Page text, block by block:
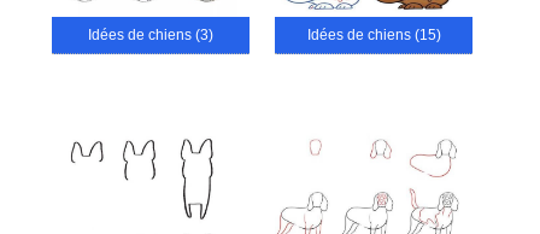
Idées de chiens (3) Idées de chiens (15)